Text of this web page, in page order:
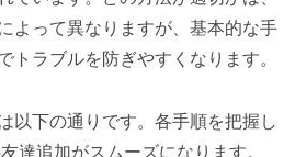
よって異なりますが、基本的な手
トラブルを防ぎやすくなります。
以下の通りです。各手順を把握し
達追加がスムーズになります。